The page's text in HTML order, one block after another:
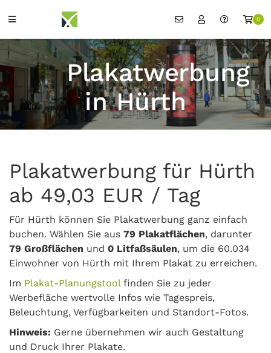
0
Plakatwerbung
in Hürth
Plakatwerbung für Hürth
ab 49,03 EUR / Tag
Für Hürth können Sie Plakatwerbung ganz einfach
buchen. Wählen Sie aus 79 Plakatflächen, darunter
79 Großflächen und 0 Litfaßsäulen, um die 60.034
Einwohner von Hürth mit Ihrem Plakat zu erreichen.
Im Plakat-Planungstoolfinden Sie zu jeder
Werbefläche wertvolle Infos wie Tagespreis,
Beleuchtung, Verfügbarkeiten und Standort-Fotos.
Hinweis: Gerne übernehmen wir auch Gestaltung
und Druck Ihrer Plakate.